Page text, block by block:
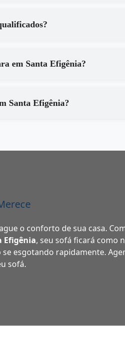
são qualificados?
Que tipo de equipamentos são utilizados para em Santa Efigênia?
posso ter certeza dos resultados de em Santa Efigênia?
o conforto de sua casa.
Efigênia, seu sofá ficará como
esgotando rapidamente.
sofá.